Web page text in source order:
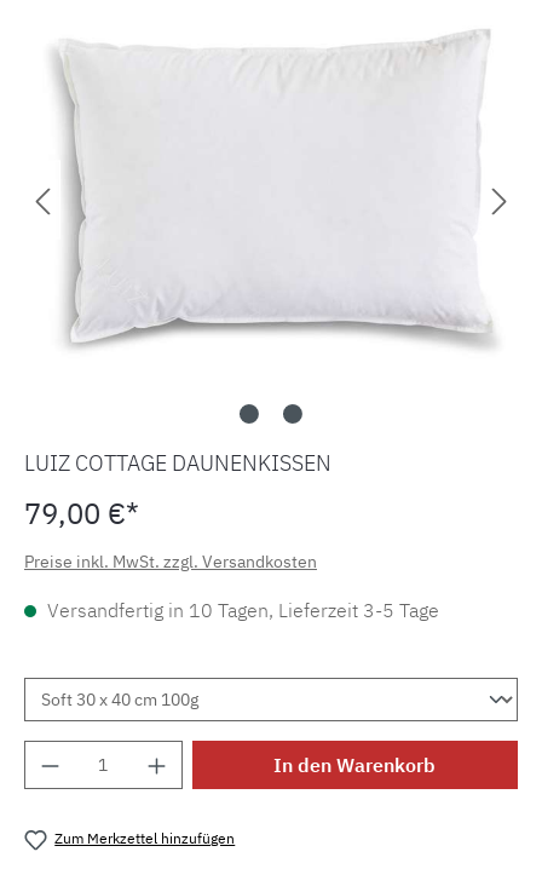
LUIZ COTTAGE DAUNENKISSEN
79,00 €*
Preise inkl. MwSt. zzgl. Versandkosten
Versandfertig in 10 Tagen, Lieferzeit 3-5 Tage
Produkt Anzahl: Gib den gewünschten
In den Warenkorb
Zum Merkzettel hinzufügen